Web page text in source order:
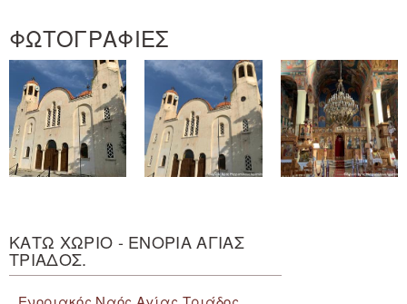
ΦΩΤΟΓΡΑΦΙΕΣ
ΚΑΤΩ ΧΩΡΙΟ - ΕΝΟΡΙΑ ΑΓΙΑΣ
ΤΡΙΑΔΟΣ.